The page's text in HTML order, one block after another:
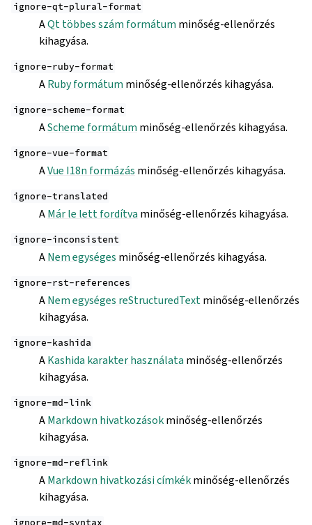
ignore-qt-plural-format
AQt többes szám formátum minőség-ellenőrzés
kihagyása.
ignore-ruby-format
ARuby formátum minőség-ellenőrzés kihagyása.
ignore-scheme-format
AScheme formátum minőség-ellenőrzés kihagyása.
ignore-vue-format
AVue I18n formázás minőség-ellenőrzés kihagyása.
ignore-translated
AMár le lett fordítva minőség-ellenőrzés kihagyása.
ignore-inconsistent
ANem egységes minőség-ellenőrzés kihagyása.
ignore-rst-references
ANem egységes reStructuredTextminőség-ellenőrzés
kihagyása.
ignore-kashida
AKashida karakter használata minőség-ellenőrzés
kihagyása.
ignore-md-link
AMarkdown hivatkozásokminőség-ellenőrzés
kihagyása.
ignore-md-reflink
AMarkdown hivatkozási címkékminőség-ellenőrzés
kihagyása.
ignore-md-syntax